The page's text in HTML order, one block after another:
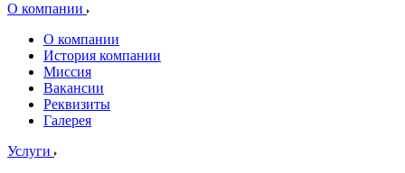
О компании
О компании
История компании
Миссия
Вакансии
Реквизиты
Галерея
Услуги